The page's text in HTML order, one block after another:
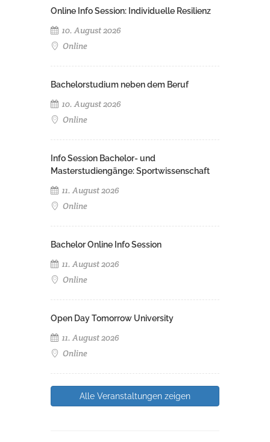
Online Info Session: Individuelle Resilienz
10. August 2026
Online
Bachelorstudium neben dem Beruf
10. August 2026
Online
Info Session Bachelor- und
Masterstudiengänge: Sportwissenschaft
11. August 2026
Online
Bachelor Online Info Session
11. August 2026
Online
Open Day Tomorrow University
11. August 2026
Online
Alle Veranstaltungen zeigen